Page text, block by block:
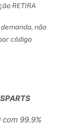
RETIRA
não
código
99.9%